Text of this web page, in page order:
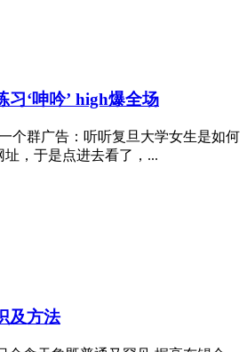
习‘呻吟’ high爆全场
个群广告：听听复旦大学女生是如何
址，于是点进去看了，...
及方法